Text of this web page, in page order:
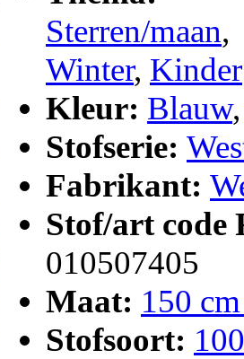
Sterren/maan,
Winter, Kinder
Kleur: Blauw
Stofserie:
Fabrikant:
Stof/art
010507405
Maat: 150
Stofsoort: